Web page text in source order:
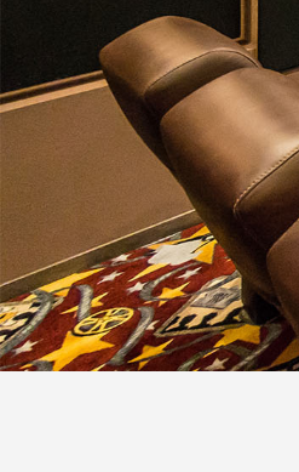
3
Kérjen